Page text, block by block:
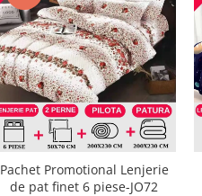
Pachet Promotional Lenjerie
de pat finet 6 piese-JO72